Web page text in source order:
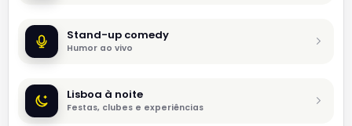
Stand-up comedy
Humor ao vivo
Lisboa à noite
Festas, clubes e experiências